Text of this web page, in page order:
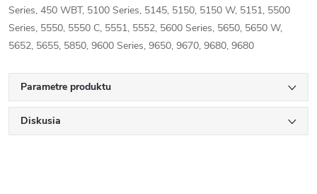
Series, 450 WBT, 5100 Series, 5145, 5150, 5150 W, 5151, 5500
Series, 5550, 5550 C, 5551, 5552, 5600 Series, 5650, 5650 W,
5652, 5655, 5850, 9600 Series, 9650, 9670, 9680, 9680
Parametre produktu
Diskusia